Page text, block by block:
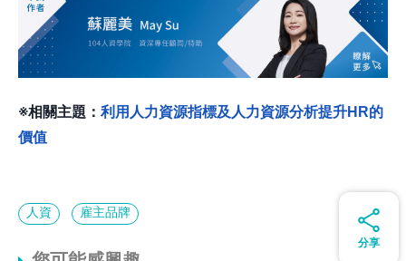
分享
※相關主題： 利用人力資源指標及人力資源分析提升HR的
價值
人資 雇主品牌